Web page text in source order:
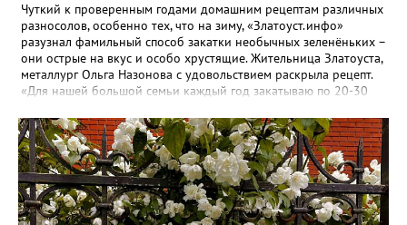
Чуткий к проверенным годами домашним рецептам различных
разносолов, особенно тех, что на зиму, «Златоуст.инфо»
разузнал фамильный способ закатки необычных зеленёньких –
они острые на вкус и особо хрустящие. Жительница Златоуста,
металлург Ольга Назонова с удовольствием раскрыла рецепт.
«Для нашей большой семьи каждый год закатываю по 20-30
улетают со стола первыми, а гости неизменно просят рецепт, -
отметила Ольга. – Несмотря на это неласковое лето, парники
уже полны огурцов. Запаситесь любым недорогим острым
кетчупом и попробуйте наш семейный рецепт. Дети называют
его «Бомбяо». Первое, советует Ольга, - замачиваем огурцы в
воде на 2-3 часа. Тщательно моем и обрезаем «попки». На дно
литровой банки кладём листья хрена, укроп, чеснок, лавровый